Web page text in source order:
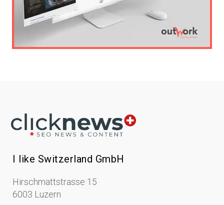
I like Switzerland GmbH
Hirschmattstrasse 15
6003 Luzern